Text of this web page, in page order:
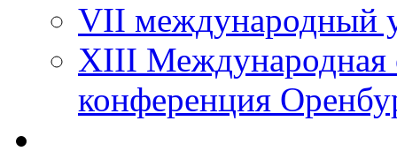
VII международный
XIII Международная
конференция